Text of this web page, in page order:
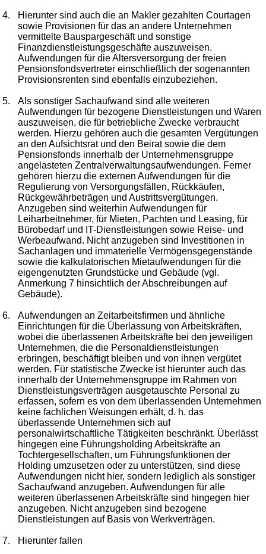
4.
Hierunter sind auch die an Makler gezahlten Courtagen
sowie Provisionen für das an andere Unternehmen
vermittelte Bauspargeschäft und sonstige
Finanzdienstleistungsgeschäfte auszuweisen.
Aufwendungen für die Altersversorgung der freien
Pensionsfondsvertreter einschließlich der sogenannten
Provisionsrenten sind ebenfalls einzubeziehen.
5.
Als sonstiger Sachaufwand sind alle weiteren
Aufwendungen für bezogene Dienstleistungen und Waren
auszuweisen, die für betriebliche Zwecke verbraucht
werden. Hierzu gehören auch die gesamten Vergütungen
an den Aufsichtsrat und den Beirat sowie die dem
Pensionsfonds innerhalb der Unternehmensgruppe
angelasteten Zentralverwaltungsaufwendungen. Ferner
gehören hierzu die externen Aufwendungen für die
Regulierung von Versorgungsfällen, Rückkäufen,
Rückgewährbeträgen und Austrittsvergütungen.
Anzugeben sind weiterhin Aufwendungen für
Leiharbeitnehmer, für Mieten, Pachten und Leasing, für
Bürobedarf und IT-Dienstleistungen sowie Reise- und
Werbeaufwand. Nicht anzugeben sind Investitionen in
Sachanlagen und immaterielle Vermögensgegenstände
sowie die kalkulatorischen Mietaufwendungen für die
eigengenutzten Grundstücke und Gebäude (vgl.
Anmerkung 7 hinsichtlich der Abschreibungen auf
Gebäude).
6.
Aufwendungen an Zeitarbeitsfirmen und ähnliche
Einrichtungen für die Überlassung von Arbeitskräften,
wobei die überlassenen Arbeitskräfte bei den jeweiligen
Unternehmen, die die Personaldienstleistungen
erbringen, beschäftigt bleiben und von ihnen vergütet
werden. Für statistische Zwecke ist hierunter auch das
innerhalb der Unternehmensgruppe im Rahmen von
Dienstleistungsverträgen ausgetauschte Personal zu
erfassen, sofern es von dem überlassenden Unternehmen
keine fachlichen Weisungen erhält, d. h. das
überlassende Unternehmen sich auf
personalwirtschaftliche Tätigkeiten beschränkt. Überlässt
hingegen eine Führungsholding Arbeitskräfte an
Tochtergesellschaften, um Führungsfunktionen der
Holding umzusetzen oder zu unterstützen, sind diese
Aufwendungen nicht hier, sondern lediglich als sonstiger
Sachaufwand anzugeben. Aufwendungen für alle
weiteren überlassenen Arbeitskräfte sind hingegen hier
anzugeben. Nicht anzugeben sind bezogene
Dienstleistungen auf Basis von Werkverträgen.
7. Hierunter fallen